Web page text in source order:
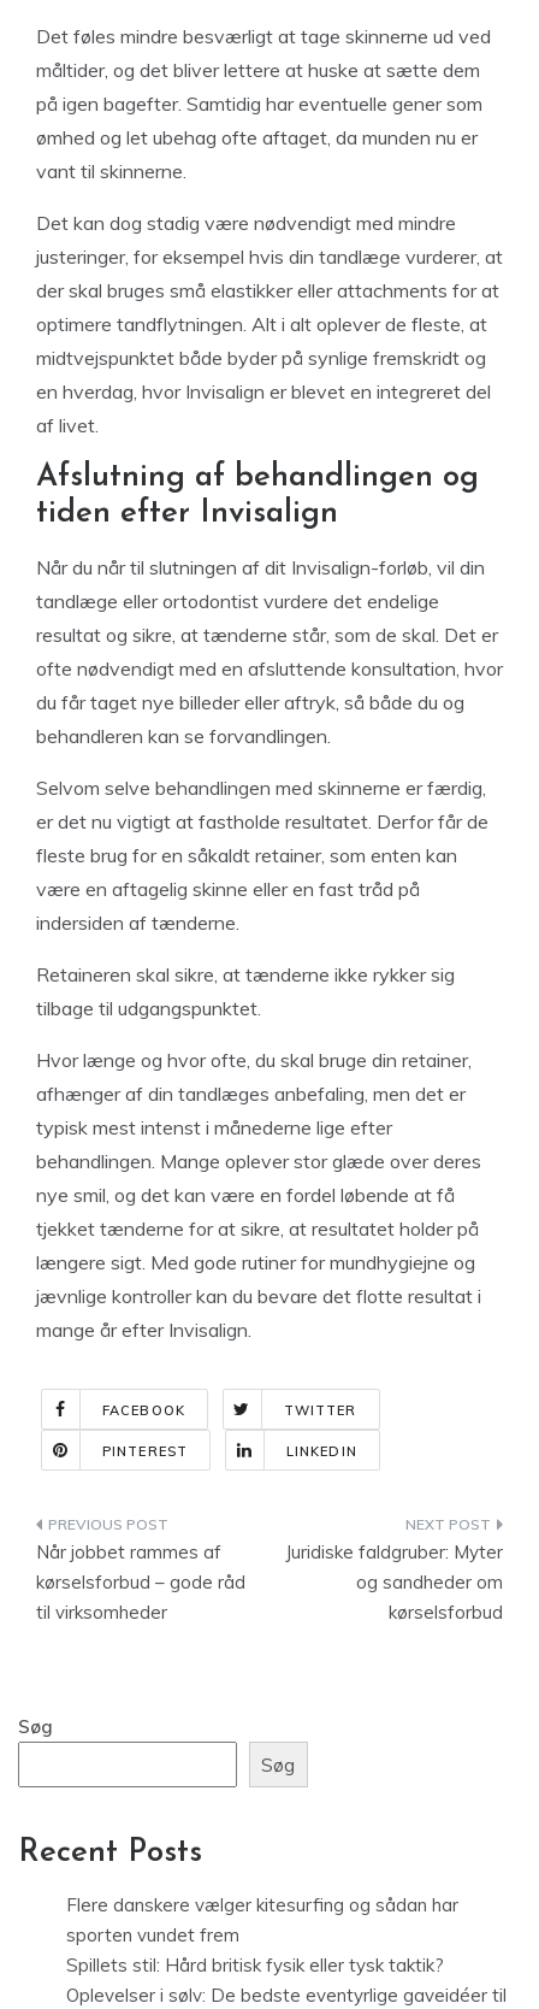
Det føles mindre besværligt at tage skinnerne ud ved
måltider, og det bliver lettere at huske at sætte dem
på igen bagefter. Samtidig har eventuelle gener som
ømhed og let ubehag ofte aftaget, da munden nu er
vant til skinnerne.
Det kan dog stadig være nødvendigt med mindre
justeringer, for eksempel hvis din tandlæge vurderer, at
der skal bruges små elastikker eller attachments for at
optimere tandflytningen. Alt i alt oplever de fleste, at
midtvejspunktet både byder på synlige fremskridt og
en hverdag, hvor Invisalign er blevet en integreret del
af livet.
Afslutning af behandlingen og
tiden efter Invisalign
Når du når til slutningen af dit Invisalign-forløb, vil din
tandlæge eller ortodontist vurdere det endelige
resultat og sikre, at tænderne står, som de skal. Det er
ofte nødvendigt med en afsluttende konsultation, hvor
du får taget nye billeder eller aftryk, så både du og
behandleren kan se forvandlingen.
Selvom selve behandlingen med skinnerne er færdig,
er det nu vigtigt at fastholde resultatet. Derfor får de
fleste brug for en såkaldt retainer, som enten kan
være en aftagelig skinne eller en fast tråd på
indersiden af tænderne.
Retaineren skal sikre, at tænderne ikke rykker sig
tilbage til udgangspunktet.
Hvor længe og hvor ofte, du skal bruge din retainer,
afhænger af din tandlæges anbefaling, men det er
typisk mest intenst i månederne lige efter
behandlingen. Mange oplever stor glæde over deres
nye smil, og det kan være en fordel løbende at få
tjekket tænderne for at sikre, at resultatet holder på
længere sigt. Med gode rutiner for mundhygiejne og
jævnlige kontroller kan du bevare det flotte resultat i
mange år efter Invisalign.
FACEBOOK TWITTER
PINTEREST LINKEDIN
Indlægsnavigation
Når jobbet rammes af
kørselsforbud – gode råd
til virksomheder
Juridiske faldgruber: Myter
og sandheder om
kørselsforbud
Søg
Søg
Recent Posts
Flere danskere vælger kitesurfing og sådan har
sporten vundet frem
Spillets stil: Hård britisk fysik eller tysk taktik?
Oplevelser i sølv: De bedste eventyrlige gaveidéer til